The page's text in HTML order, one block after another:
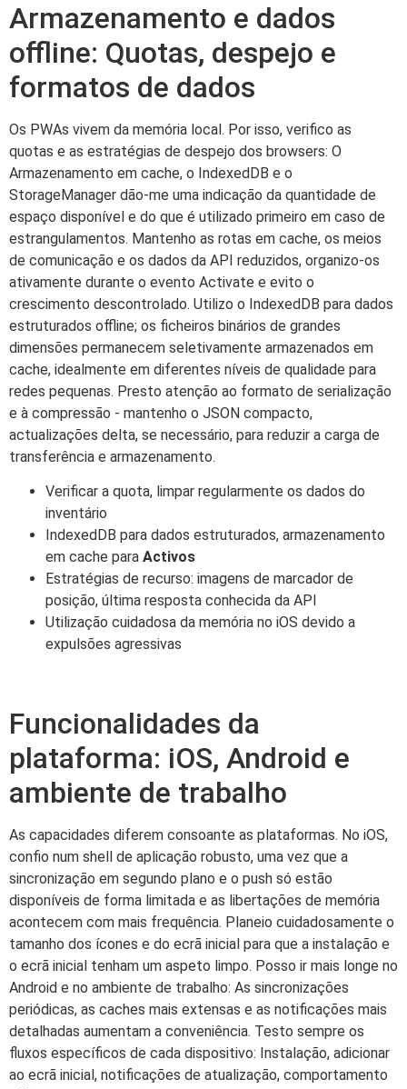
Armazenamento e dados
offline: Quotas, despejo e
formatos de dados
Os PWAs vivem da memória local. Por isso, verifico as
quotas e as estratégias de despejo dos browsers: O
Armazenamento em cache, o IndexedDB e o
StorageManager dão-me uma indicação da quantidade de
espaço disponível e do que é utilizado primeiro em caso de
estrangulamentos. Mantenho as rotas em cache, os meios
de comunicação e os dados da API reduzidos, organizo-os
ativamente durante o evento Activate e evito o
crescimento descontrolado. Utilizo o IndexedDB para dados
estruturados offline; os ficheiros binários de grandes
dimensões permanecem seletivamente armazenados em
cache, idealmente em diferentes níveis de qualidade para
redes pequenas. Presto atenção ao formato de serialização
e à compressão - mantenho o JSON compacto,
actualizações delta, se necessário, para reduzir a carga de
transferência e armazenamento.
Verificar a quota, limpar regularmente os dados do
inventário
IndexedDB para dados estruturados, armazenamento
em cache para Activos
Estratégias de recurso: imagens de marcador de
posição, última resposta conhecida da API
Utilização cuidadosa da memória no iOS devido a
expulsões agressivas
Funcionalidades da
plataforma: iOS, Android e
ambiente de trabalho
As capacidades diferem consoante as plataformas. No iOS,
confio num shell de aplicação robusto, uma vez que a
sincronização em segundo plano e o push só estão
disponíveis de forma limitada e as libertações de memória
acontecem com mais frequência. Planeio cuidadosamente o
tamanho dos ícones e do ecrã inicial para que a instalação e
o ecrã inicial tenham um aspeto limpo. Posso ir mais longe no
Android e no ambiente de trabalho: As sincronizações
periódicas, as caches mais extensas e as notificações mais
detalhadas aumentam a conveniência. Testo sempre os
fluxos específicos de cada dispositivo: Instalação, adicionar
ao ecrã inicial, notificações de atualização, comportamento